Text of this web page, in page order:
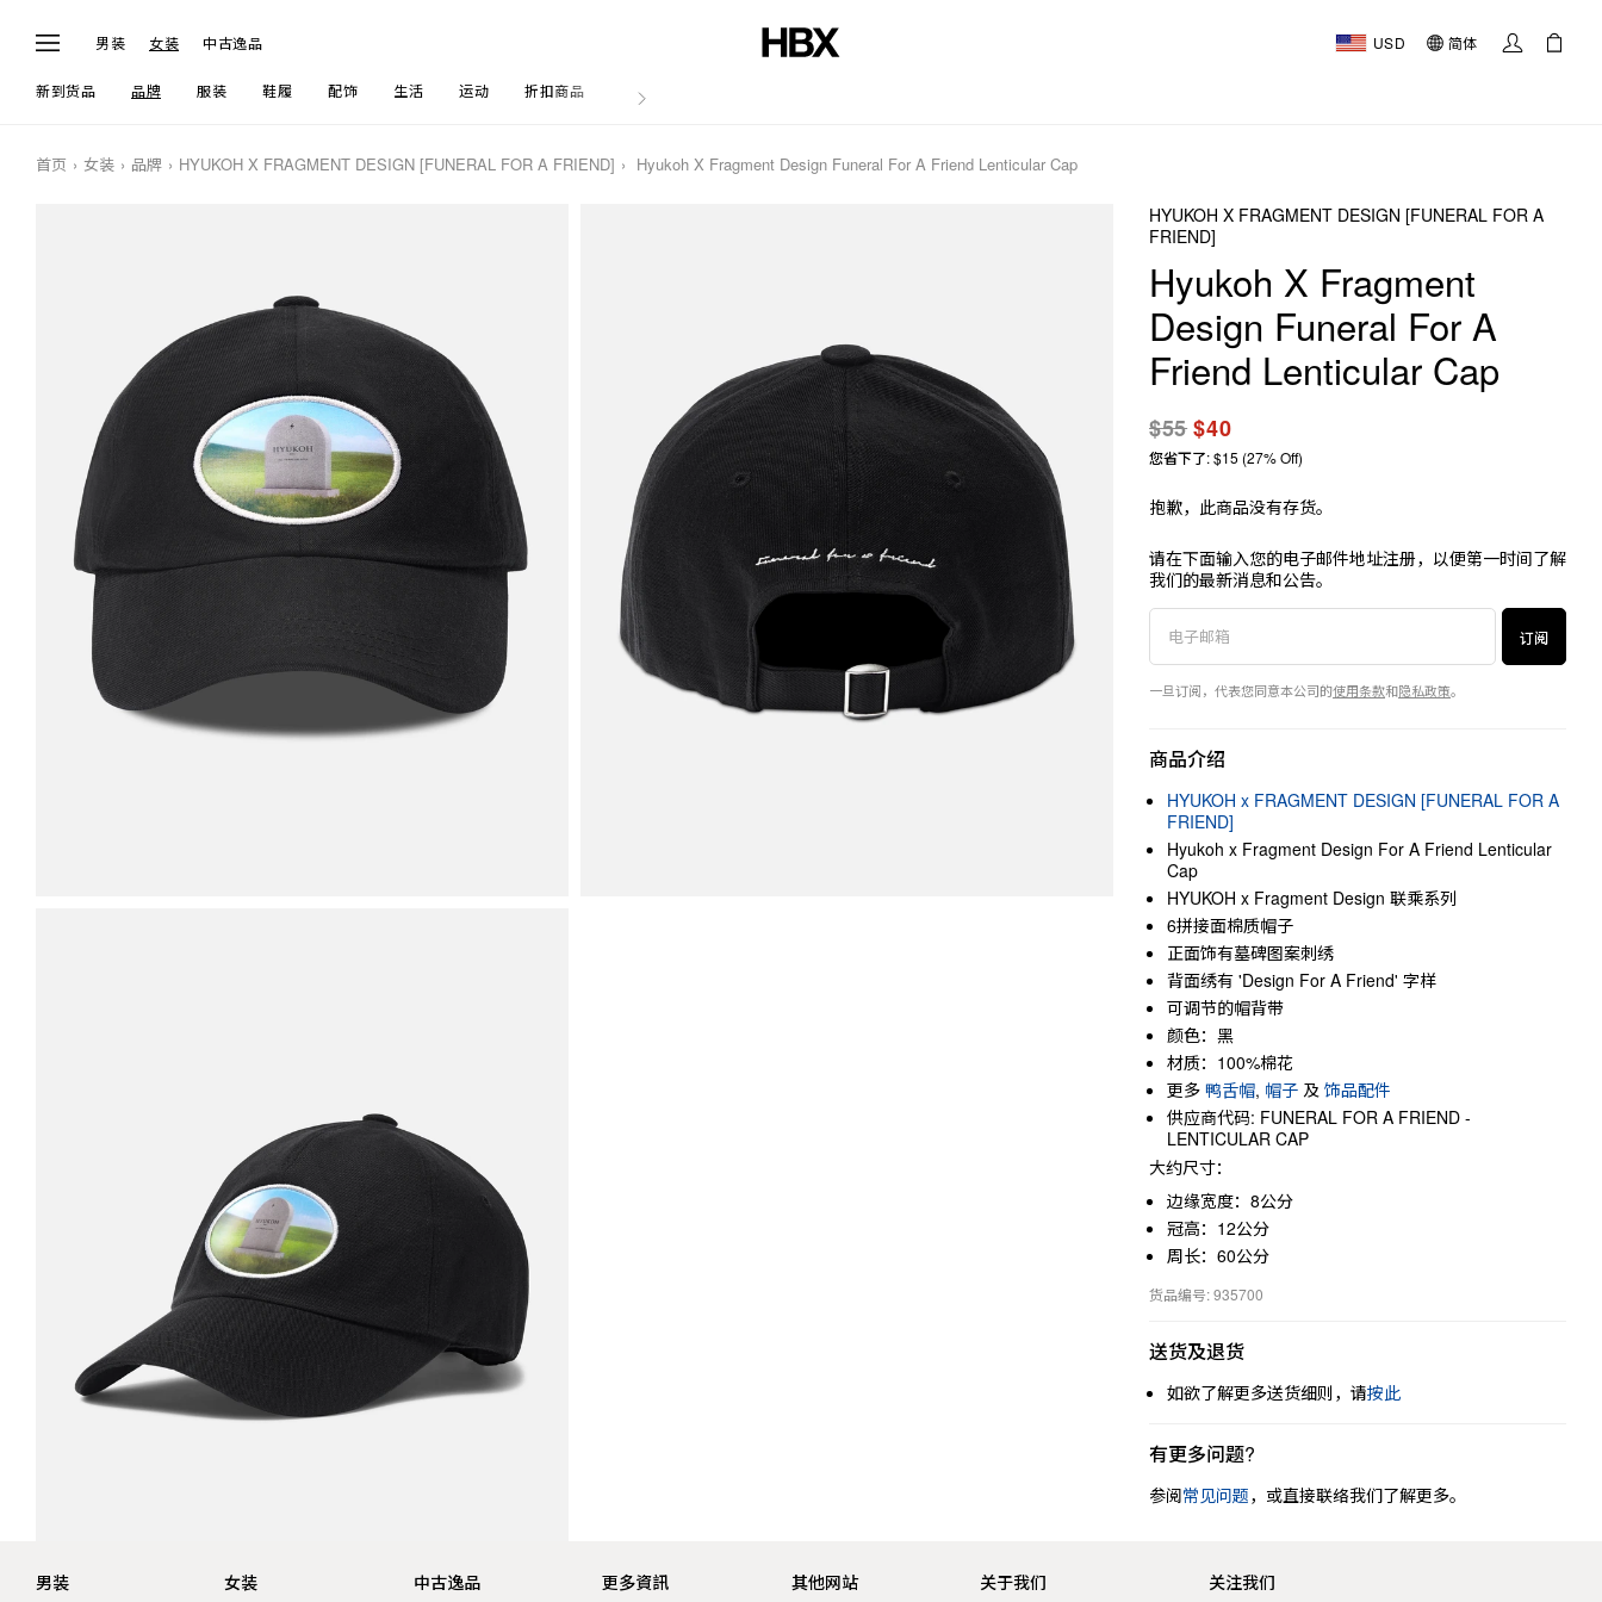
男装 女装 中古逸品 USD 简体
新到货品 品牌 服装 鞋履 配饰 生活 运动 折扣商品 文章
首页 女装 品牌 HYUKOH X FRAGMENT DESIGN [FUNERAL FOR A FRIEND] Hyukoh X Fragment Design Funeral For A Friend Lenticular Cap
HYUKOH X FRAGMENT DESIGN [FUNERAL FOR A
FRIEND]
Hyukoh X Fragment
Design Funeral For A
Friend Lenticular Cap
$55$40
您省下了: $15 (27% Off)
抱歉，此商品没有存货。
请在下面输入您的电子邮件地址注册，以便第一时间了解
我们的最新消息和公告。
订阅
一旦订阅，代表您同意本公司的使用条款和隐私政策。
商品介绍
HYUKOH x FRAGMENT DESIGN [FUNERAL FOR A
FRIEND]
Hyukoh x Fragment Design For A Friend Lenticular
Cap
HYUKOH x Fragment Design 联乘系列
6拼接面棉质帽子
正面饰有墓碑图案刺绣
背面绣有 'Design For A Friend' 字样
可调节的帽背带
颜色：黑
材质：100%棉花
更多 鸭舌帽, 帽子 及 饰品配件
供应商代码: FUNERAL FOR A FRIEND -
LENTICULAR CAP
大约尺寸：
边缘宽度：8公分
冠高：12公分
周长：60公分
货品编号: 935700
送货及退货
如欲了解更多送货细则，请按此
有更多问题?
参阅常见问题，或直接联络我们了解更多。
男装 女装 中古逸品 更多資訊 其他网站 关于我们 关注我们